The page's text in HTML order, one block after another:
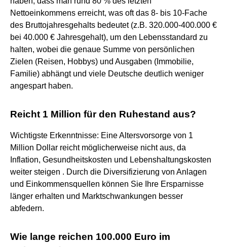
Nettoeinkommens erreicht, was oft das 8- bis 10-Fache
des Bruttojahresgehalts bedeutet (z.B. 320.000-400.000 €
bei 40.000 € Jahresgehalt), um den Lebensstandard zu
halten, wobei die genaue Summe von persönlichen
Zielen (Reisen, Hobbys) und Ausgaben (Immobilie,
Familie) abhängt und viele Deutsche deutlich weniger
angespart haben.
Reicht 1 Million für den Ruhestand aus?
Wichtigste Erkenntnisse: Eine Altersvorsorge von 1
Million Dollar reicht möglicherweise nicht aus, da
Inflation, Gesundheitskosten und Lebenshaltungskosten
weiter steigen . Durch die Diversifizierung von Anlagen
und Einkommensquellen können Sie Ihre Ersparnisse
länger erhalten und Marktschwankungen besser
abfedern.
Wie lange reichen 100.000 Euro im